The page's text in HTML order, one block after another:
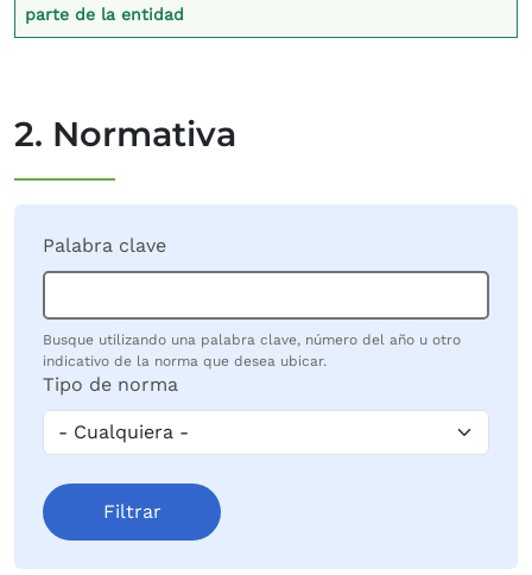
parte de la entidad
2. Normativa
Palabra clave
Busque utilizando una palabra clave, número del año u otro
indicativo de la norma que desea ubicar.
Tipo de norma